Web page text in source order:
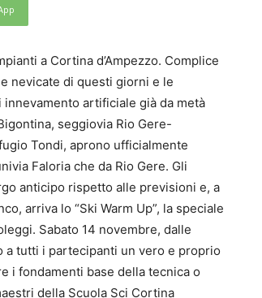
a Cortina d’Ampezzo. Complice
nevicate di questi giorni e le
artificiale già da metà
seggiovia Rio Gere-
Tondi, aprono ufficialmente
Faloria che da Rio Gere. Gli
anticipo rispetto alle previsioni e, a
arriva lo “Ski Warm Up”, la speciale
Sabato 14 novembre, dalle
a tutti i partecipanti un vero e proprio
i fondamenti base della tecnica o
della Scuola Sci Cortina